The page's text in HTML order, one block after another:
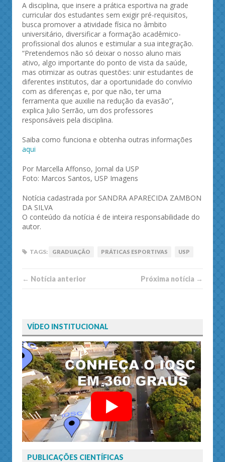
A disciplina, que insere a prática esportiva na grade
curricular dos estudantes sem exigir pré-requisitos,
busca promover a atividade física no âmbito
universitário, diversificar a formação acadêmico-
profissional dos alunos e estimular a sua integração.
“Pretendemos não só deixar o nosso aluno mais
ativo, algo importante do ponto de vista da saúde,
mas otimizar as outras questões: unir estudantes de
diferentes institutos, dar a oportunidade do convívio
com as diferenças e, por que não, ter uma
ferramenta que auxilie na redução da evasão”,
explica Julio Serrão, um dos professores
responsáveis pela disciplina.
Saiba como funciona e obtenha outras informações
aqui
Por Marcella Affonso, Jornal da USP
Foto: Marcos Santos, USP Imagens
Notícia cadastrada por SANDRA APARECIDA ZAMBON
DA SILVA
O conteúdo da notícia é de inteira responsabilidade do
autor.
TAGS: GRADUAÇÃO PRÁTICAS ESPORTIVAS USP
← Notí­cia anterior Próxima notí­­cia →
VÍDEO INSTITUCIONAL
PUBLICAÇÕES CIENTÍFICAS